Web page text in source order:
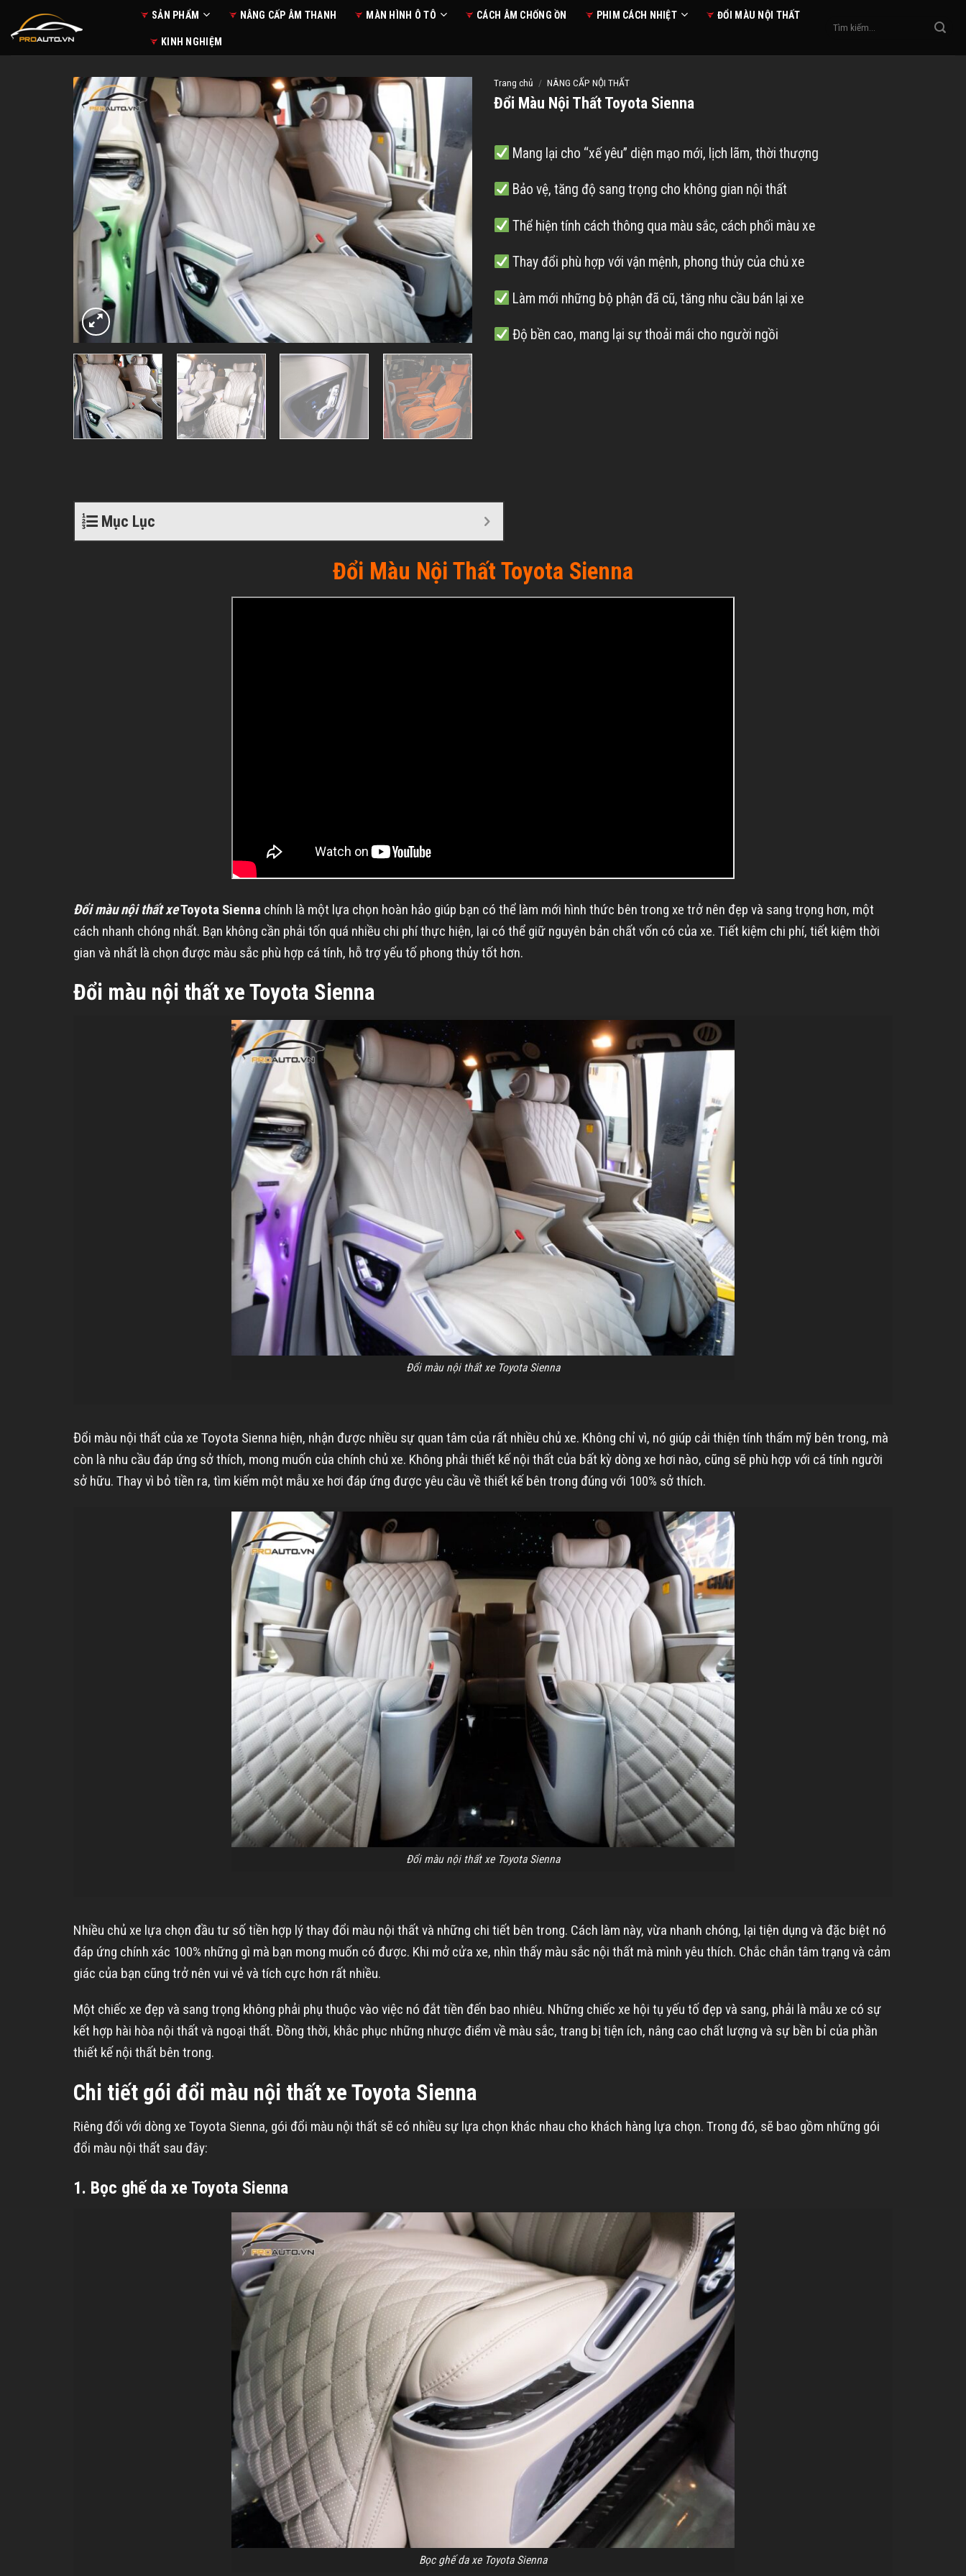
content
SẢN PHẨM NÂNG CẤP ÂM THANH MÀN HÌNH Ô TÔ CÁCH ÂM CHỐNG ỒN PHIM CÁCH NHIỆT ĐỔI MÀU NỘI THẤT
KINH NGHIỆM
Tìm
Trang chủ / NÂNG CẤP NỘI THẤT
Đổi Màu Nội Thất Toyota Sienna
Mang lại cho “xế yêu” diện mạo mới, lịch lãm, thời thượng
Bảo vệ, tăng độ sang trọng cho không gian nội thất
Thể hiện tính cách thông qua màu sắc, cách phối màu xe
Thay đổi phù hợp với vận mệnh, phong thủy của chủ xe
Làm mới những bộ phận đã cũ, tăng nhu cầu bán lại xe
Độ bền cao, mang lại sự thoải mái cho người ngồi
Mục Lục
Đổi Màu Nội Thất Toyota Sienna
Đổi màu nội thất xeToyota Sienna chính là một lựa chọn hoàn hảo giúp bạn có thể làm mới hình thức bên trong xe trở nên đẹp và sang trọng hơn, một
cách nhanh chóng nhất. Bạn không cần phải tốn quá nhiều chi phí thực hiện, lại có thể giữ nguyên bản chất vốn có của xe. Tiết kiệm chi phí, tiết kiệm thời
gian và nhất là chọn được màu sắc phù hợp cá tính, hỗ trợ yếu tố phong thủy tốt hơn.
Đổi màu nội thất xe Toyota Sienna
Đổi màu nội thất xe Toyota Sienna
Đổi màu nội thất của xe Toyota Sienna hiện, nhận được nhiều sự quan tâm của rất nhiều chủ xe. Không chỉ vì, nó giúp cải thiện tính thẩm mỹ bên trong, mà
còn là nhu cầu đáp ứng sở thích, mong muốn của chính chủ xe. Không phải thiết kế nội thất của bất kỳ dòng xe hơi nào, cũng sẽ phù hợp với cá tính người
sở hữu. Thay vì bỏ tiền ra, tìm kiếm một mẫu xe hơi đáp ứng được yêu cầu về thiết kế bên trong đúng với 100% sở thích.
Đổi màu nội thất xe Toyota Sienna
Nhiều chủ xe lựa chọn đầu tư số tiền hợp lý thay đổi màu nội thất và những chi tiết bên trong. Cách làm này, vừa nhanh chóng, lại tiện dụng và đặc biệt nó
đáp ứng chính xác 100% những gì mà bạn mong muốn có được. Khi mở cửa xe, nhìn thấy màu sắc nội thất mà mình yêu thích. Chắc chắn tâm trạng và cảm
giác của bạn cũng trở nên vui vẻ và tích cực hơn rất nhiều.
Một chiếc xe đẹp và sang trọng không phải phụ thuộc vào việc nó đắt tiền đến bao nhiêu. Những chiếc xe hội tụ yếu tố đẹp và sang, phải là mẫu xe có sự
kết hợp hài hòa nội thất và ngoại thất. Đồng thời, khắc phục những nhược điểm về màu sắc, trang bị tiện ích, nâng cao chất lượng và sự bền bỉ của phần
thiết kế nội thất bên trong.
Chi tiết gói đổi màu nội thất xe Toyota Sienna
Riêng đối với dòng xe Toyota Sienna, gói đổi màu nội thất sẽ có nhiều sự lựa chọn khác nhau cho khách hàng lựa chọn. Trong đó, sẽ bao gồm những gói
đổi màu nội thất sau đây:
1. Bọc ghế da xe Toyota Sienna
Bọc ghế da xe Toyota Sienna